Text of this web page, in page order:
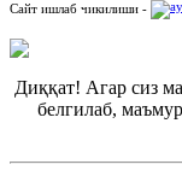
Сайт ишлаб чикилиши -
Диққат! Агар сиз
белгилаб,